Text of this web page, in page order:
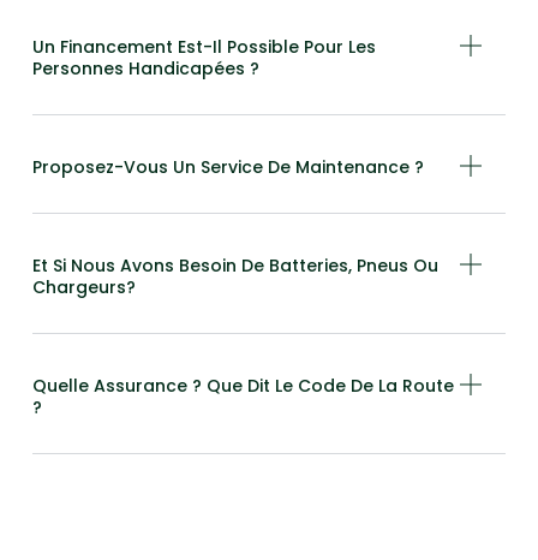
Un Financement Est-Il Possible Pour Les
Personnes Handicapées ?
Proposez-Vous Un Service De Maintenance ?
Et Si Nous Avons Besoin De Batteries, Pneus Ou
Chargeurs?
Quelle Assurance ? Que Dit Le Code De La Route
?